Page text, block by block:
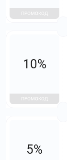
ПРОМОКОД
10%
ПРОМОКОД
5%